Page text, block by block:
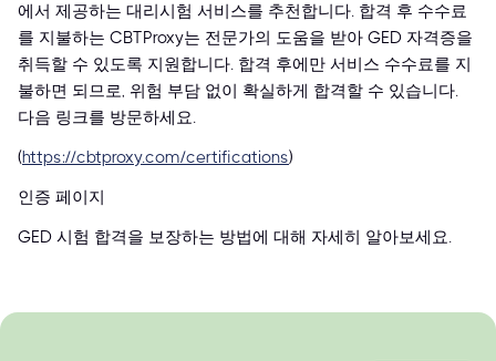
에서 제공하는 대리시험 서비스를 추천합니다. 합격 후 수수료
를 지불하는 CBTProxy는 전문가의 도움을 받아 GED 자격증을
취득할 수 있도록 지원합니다. 합격 후에만 서비스 수수료를 지
불하면 되므로, 위험 부담 없이 확실하게 합격할 수 있습니다.
다음 링크를 방문하세요.
(https://cbtproxy.com/certifications)
인증 페이지
GED 시험 합격을 보장하는 방법에 대해 자세히 알아보세요.